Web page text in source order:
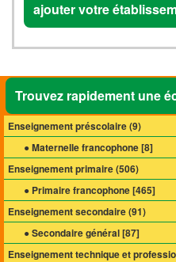
ajouter votre
Trouvez rapidement une
Enseignement préscolaire (9)
● Maternelle francophone [8]
Enseignement primaire (506)
● Primaire francophone [465]
Enseignement secondaire (91)
● Secondaire général [87]
Enseignement technique et